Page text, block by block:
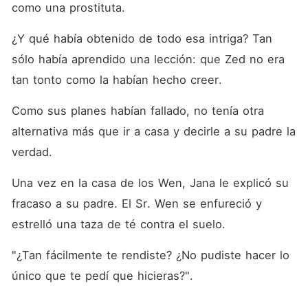
como una prostituta.
¿Y qué había obtenido de todo esa intriga? Tan
sólo había aprendido una lección: que Zed no era
tan tonto como la habían hecho creer.
Como sus planes habían fallado, no tenía otra
alternativa más que ir a casa y decirle a su padre la
verdad.
Una vez en la casa de los Wen, Jana le explicó su
fracaso a su padre. El Sr. Wen se enfureció y
estrelló una taza de té contra el suelo.
"¿Tan fácilmente te rendiste? ¿No pudiste hacer lo
único que te pedí que hicieras?".